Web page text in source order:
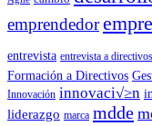
emprendedor
entrevista entrevista a directivos
Formación a Directivos
Innovación innovaci√≥n
liderazgo marca mdde